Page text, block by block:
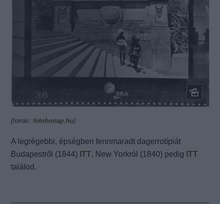
(forrás:fotohonap.hu)
A legrégebbi, épségben fennmaradt dagerrotípiát
Budapestről (1844) ITT, New Yorkról (1840) pedig ITT
találod.